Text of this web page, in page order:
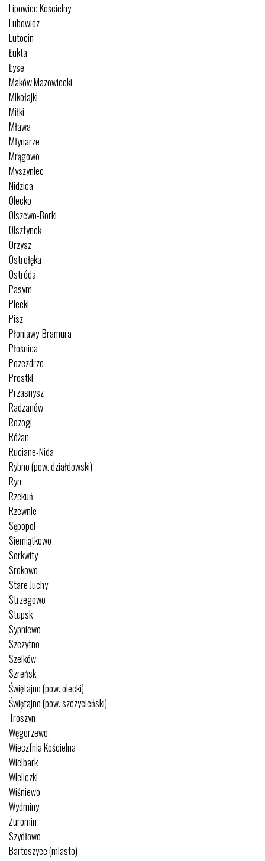
Lipowiec Kościelny
Lubowidz
Lutocin
Łukta
Łyse
Maków Mazowiecki
Mikołajki
Miłki
Mława
Młynarze
Mrągowo
Myszyniec
Nidzica
Olecko
Olszewo-Borki
Olsztynek
Orzysz
Ostrołęka
Ostróda
Pasym
Piecki
Pisz
Płoniawy-Bramura
Płośnica
Pozezdrze
Prostki
Przasnysz
Radzanów
Rozogi
Różan
Ruciane-Nida
Rybno (pow. działdowski)
Ryn
Rzekuń
Rzewnie
Sępopol
Siemiątkowo
Sorkwity
Srokowo
Stare Juchy
Strzegowo
Stupsk
Sypniewo
Szczytno
Szelków
Szreńsk
Świętajno (pow. olecki)
Świętajno (pow. szczycieński)
Troszyn
Węgorzewo
Wieczfnia Kościelna
Wielbark
Wieliczki
Wiśniewo
Wydminy
Żuromin
Szydłowo
Bartoszyce (miasto)